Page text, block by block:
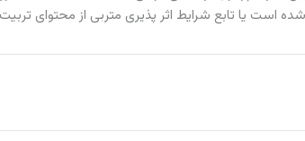
است یا تابع شرایط اثر پذیری متربی از محتوای